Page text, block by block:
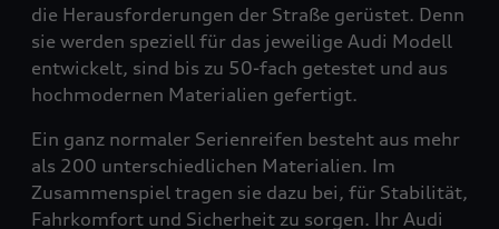
die Herausforderungen der Straße gerüstet. Denn
sie werden speziell für das jeweilige Audi Modell
entwickelt, sind bis zu 50-fach getestet und aus
hochmodernen Materialien gefertigt.
Ein ganz normaler Serienreifen besteht aus mehr
als 200 unterschiedlichen Materialien. Im
Zusammenspiel tragen sie dazu bei, für Stabilität,
Fahrkomfort und Sicherheit zu sorgen. Ihr Audi